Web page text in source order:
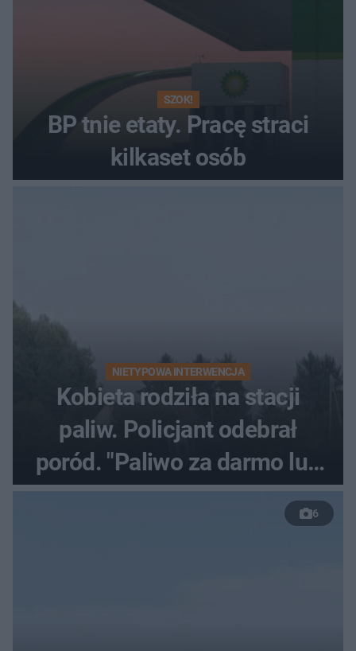
SZOK!
BP tnie etaty. Pracę straci
kilkaset osób
NIETYPOWA INTERWENCJA
Kobieta rodziła na stacji
paliw. Policjant odebrał
poród. "Paliwo za darmo lub
50 %!"
6